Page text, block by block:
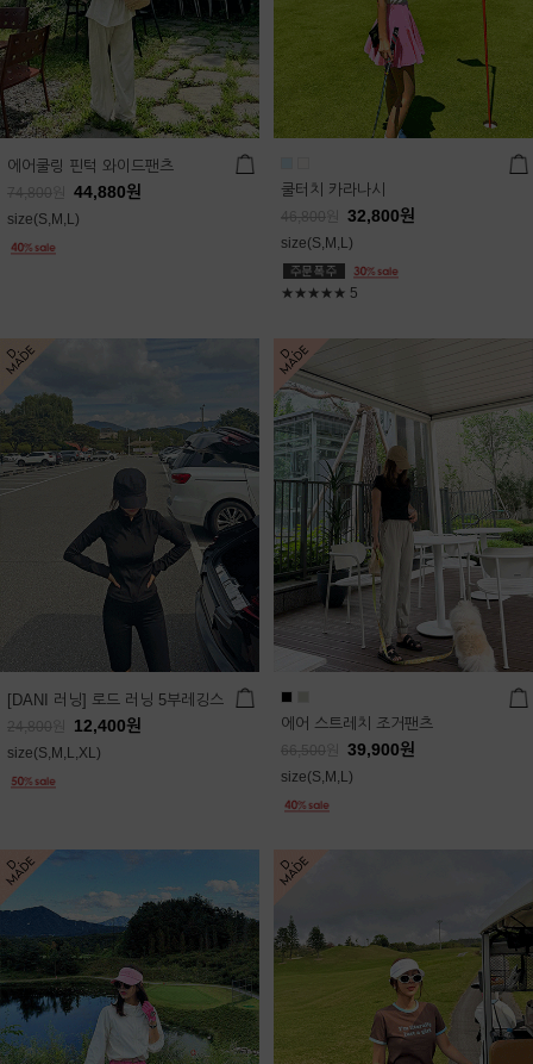
에어쿨링 핀턱 와이드팬츠
74,800 44,880원
size(S,M,L)
쿨터치 카라나시
46,800 32,800원
size(S,M,L)
★★★★★ 5
[DANI 러닝] 로드 러닝 5부레깅스
24,800 12,400원
size(S,M,L,XL)
에어 스트레치 조거팬츠
66,500 39,900원
size(S,M,L)